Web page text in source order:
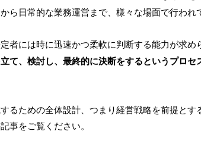
ら日常的な業務運営まで、様々な場面で行われ
者には時に迅速かつ柔軟に判断する能力が求め
て、検討し、最終的に決断をするというプロセ
るための全体設計、つまり経営戦略を前提と
事をご覧ください。